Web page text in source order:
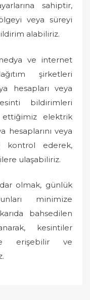
sahiptir,
veya süreyi
alabiliriz.
ve internet
şirketleri
hesapları veya
bildirimleri
elektrik
hesaplarını veya
kontrol ederek,
ulaşabiliriz.
olmak, günlük
minimize
bahsedilen
kesintiler
erişebilir ve